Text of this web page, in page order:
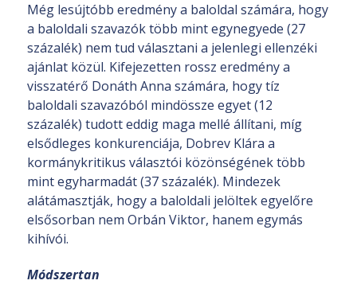
Még lesújtóbb eredmény a baloldal számára, hogy
a baloldali szavazók több mint egynegyede (27
százalék) nem tud választani a jelenlegi ellenzéki
ajánlat közül. Kifejezetten rossz eredmény a
visszatérő Donáth Anna számára, hogy tíz
baloldali szavazóból mindössze egyet (12
százalék) tudott eddig maga mellé állítani, míg
elsődleges konkurenciája, Dobrev Klára a
kormánykritikus választói közönségének több
mint egyharmadát (37 százalék). Mindezek
alátámasztják, hogy a baloldali jelöltek egyelőre
elsősorban nem Orbán Viktor, hanem egymás
kihívói.
Módszertan